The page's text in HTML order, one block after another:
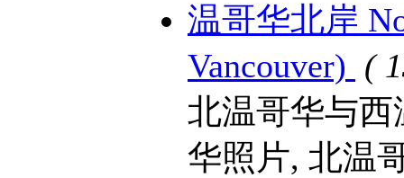
温哥华北岸
Vancouver) (
北温哥华与
华照片, 北温